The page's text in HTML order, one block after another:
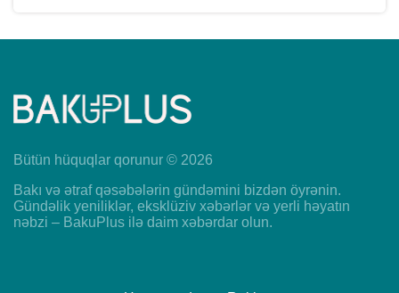
Bütün hüquqlar qorunur © 2026
Bakı və ətraf qəsəbələrin gündəmini bizdən öyrənin.
Gündəlik yeniliklər, eksklüziv xəbərlər və yerli həyatın
nəbzi – BakuPlus ilə daim xəbərdar olun.